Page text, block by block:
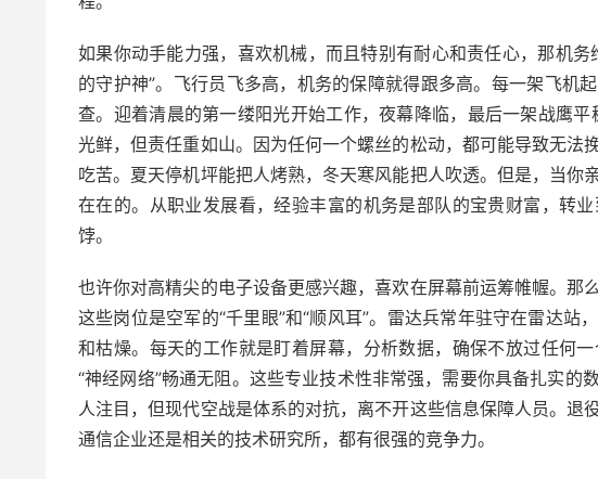
如果你动手能力强，喜欢机械，而且特别有耐心和责任心，那机
的守护神”。飞行员飞多高，机务的保障就得跟多高。每一架飞机
查。迎着清晨的第一缕阳光开始工作，夜幕降临，最后一架战鹰
光鲜，但责任重如山。因为任何一个螺丝的松动，都可能导致无法
吃苦。夏天停机坪能把人烤熟，冬天寒风能把人吹透。但是，当你
在在的。从职业发展看，经验丰富的机务是部队的宝贵财富，转
饽。
也许你对高精尖的电子设备更感兴趣，喜欢在屏幕前运筹帷幄。那
这些岗位是空军的“千里眼”和“顺风耳”。雷达兵常年驻守在雷达
和枯燥。每天的工作就是盯着屏幕，分析数据，确保不放过任何
“神经网络”畅通无阻。这些专业技术性非常强，需要你具备扎实的
人注目，但现代空战是体系的对抗，离不开这些信息保障人员。退
通信企业还是相关的技术研究所，都有很强的竞争力。